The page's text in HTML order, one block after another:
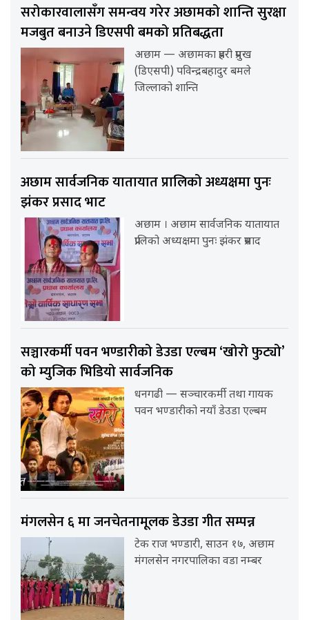
सरोकारवालासँग समन्वय गरेर अछामको शान्ति सुरक्षा
मजबुत बनाउने डिएसपी बमको प्रतिबद्धता
अछाम — अछामका प्रहरी प्रमुख
(डिएसपी) पविन्द्रबहादुर बमले
जिल्लाको शान्ति
अछाम सार्वजनिक यातायात प्रालिको अध्यक्षमा पुनः
झंकर प्रसाद भाट
अछाम । अछाम सार्वजनिक यातायात
प्रालिको अध्यक्षमा पुनः झंकर प्रसाद
सञ्चारकर्मी पवन भण्डारीको डेउडा एल्बम ‘खोरो फुट्यो’
को म्युजिक भिडियो सार्वजनिक
धनगढी — सञ्चारकर्मी तथा गायक
पवन भण्डारीको नयाँ डेउडा एल्बम
मंगलसेन ६ मा जनचेतनामूलक डेउडा गीत सम्पन्न
टेक राज भण्डारी, साउन १७, अछाम
मंगलसेन नगरपालिका वडा नम्बर